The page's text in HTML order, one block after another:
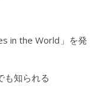
in the World」を発
も知られる